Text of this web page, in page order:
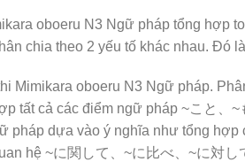
oboeru N3 Ngữ pháp tổng hợp
chia theo 2 yếu tố khác nhau. Đó
Mimikara oboeru N3 Ngữ pháp.
tất cả các điểm ngữ pháp ~こと
pháp dựa vào ý nghĩa như tổng
hệ ~に関して、~に比べ、~に対